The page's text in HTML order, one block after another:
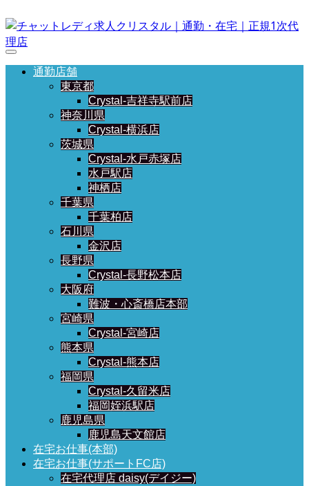
通勤店舗
東京都
Crystal-吉祥寺駅前店
神奈川県
Crystal-横浜店
茨城県
Crystal-水戸赤塚店
水戸駅店
神栖店
千葉県
千葉柏店
石川県
金沢店
長野県
Crystal-長野松本店
大阪府
難波・心斎橋店本部
宮崎県
Crystal-宮崎店
熊本県
Crystal-熊本店
福岡県
Crystal-久留米店
福岡姪浜駅店
鹿児島県
鹿児島天文館店
在宅お仕事(本部)
在宅お仕事(サポートFC店)
在宅代理店 daisy(デイジー)